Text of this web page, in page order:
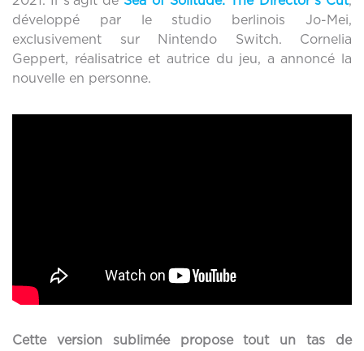
développé par le studio berlinois Jo-Mei,
exclusivement sur Nintendo Switch. Cornelia
Geppert, réalisatrice et autrice du jeu, a annoncé la
nouvelle en personne.
Cette version sublimée propose tout un tas de